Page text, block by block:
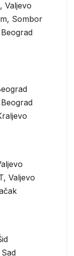
Valjevo
Sombor
Valjevo